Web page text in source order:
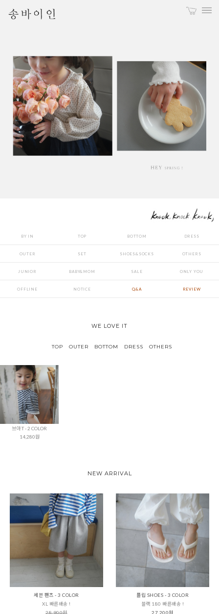
BY IN TOP BOTTOM DRESS
OUTER SET SHOES&SOCKS OTHERS
JUNIOR BABY&MOM SALE ONLY YOU
OFFLINE NOTICE Q&A REVIEW
WE LOVE IT
TOP OUTER BOTTOM DRESS OTHERS
브아 T - 2 COLOR
14,280원
NEW ARRIVAL
세븐 팬츠 - 3 COLOR
XL 빠른배송 !
28,900원
플립 SHOES - 3 COLOR
블랙 180 빠른배송 !
27,200원